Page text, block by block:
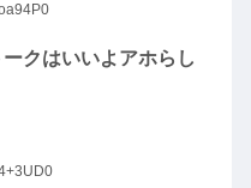
クはいいよアホらし